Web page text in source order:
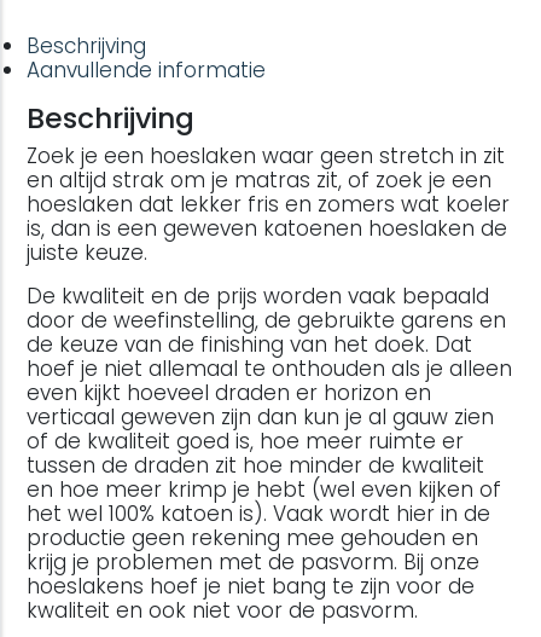
Beschrijving
Aanvullende informatie
Beschrijving
Zoek je een hoeslaken waar geen stretch in zit
en altijd strak om je matras zit, of zoek je een
hoeslaken dat lekker fris en zomers wat koeler
is, dan is een geweven katoenen hoeslaken de
juiste keuze.
De kwaliteit en de prijs worden vaak bepaald
door de weefinstelling, de gebruikte garens en
de keuze van de finishing van het doek. Dat
hoef je niet allemaal te onthouden als je alleen
even kijkt hoeveel draden er horizon en
verticaal geweven zijn dan kun je al gauw zien
of de kwaliteit goed is, hoe meer ruimte er
tussen de draden zit hoe minder de kwaliteit
en hoe meer krimp je hebt (wel even kijken of
het wel 100% katoen is). Vaak wordt hier in de
productie geen rekening mee gehouden en
krijg je problemen met de pasvorm. Bij onze
hoeslakens hoef je niet bang te zijn voor de
kwaliteit en ook niet voor de pasvorm.